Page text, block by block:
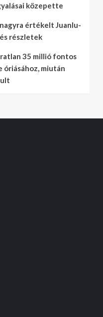
közepette
értékelt Juanlu-
részletek
35 millió fontos
óriásához, miután